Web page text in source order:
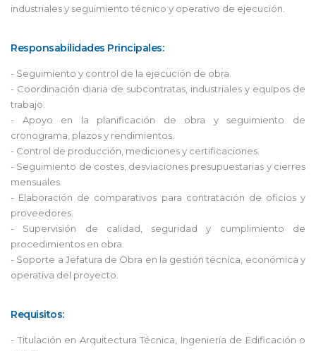
industriales y seguimiento técnico y operativo de ejecución.
Responsabilidades Principales:
- Seguimiento y control de la ejecución de obra.
- Coordinación diaria de subcontratas, industriales y equipos de
trabajo.
- Apoyo en la planificación de obra y seguimiento de
cronograma, plazos y rendimientos.
- Control de producción, mediciones y certificaciones.
- Seguimiento de costes, desviaciones presupuestarias y cierres
mensuales.
- Elaboración de comparativos para contratación de oficios y
proveedores.
- Supervisión de calidad, seguridad y cumplimiento de
procedimientos en obra.
- Soporte a Jefatura de Obra en la gestión técnica, económica y
operativa del proyecto.
Requisitos:
- Titulación en Arquitectura Técnica, Ingeniería de Edificación o